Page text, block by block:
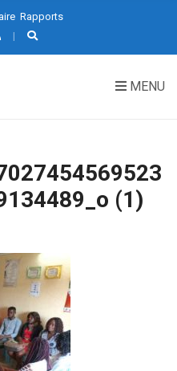
Rapports
MENU
(1)